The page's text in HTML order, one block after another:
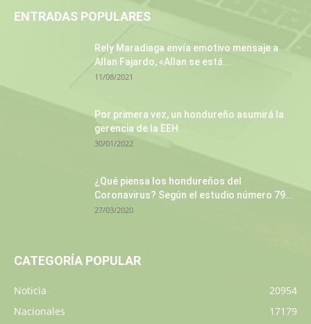
ENTRADAS POPULARES
Rely Maradiaga envía emotivo mensaje a
Allan Fajardo, «Allan se está...
11/08/2021
Por primera vez, un hondureño asumirá la
gerencia de la EEH
30/01/2022
¿Qué piensa los hondureños del
Coronavirus? Según el estudio número 79...
27/03/2020
CATEGORÍA POPULAR
Noticia
20954
Nacionales
17179